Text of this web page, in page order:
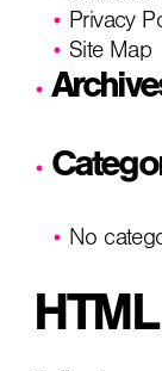
Privacy
Site Map
No